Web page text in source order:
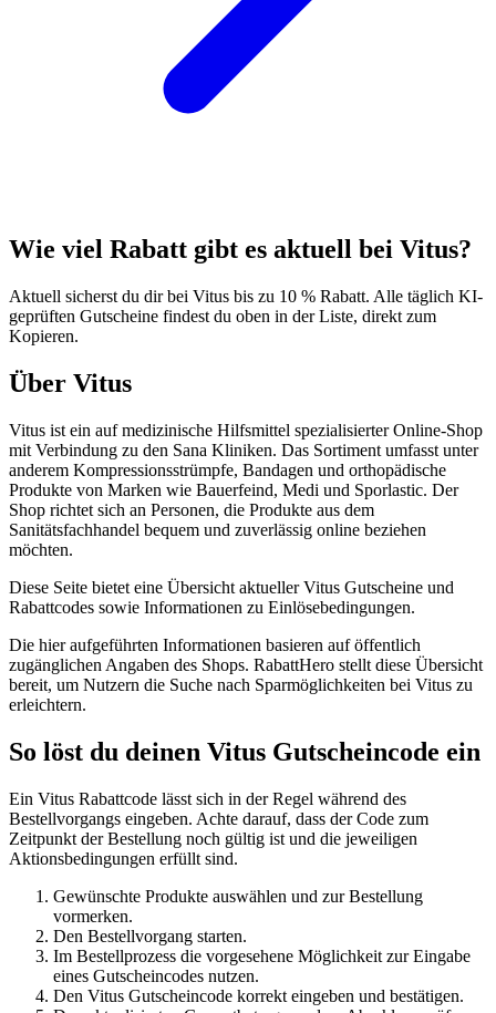
Wie viel Rabatt gibt es aktuell bei Vitus?
Aktuell sicherst du dir bei Vitus bis zu 10 % Rabatt. Alle täglich KI-
geprüften Gutscheine findest du oben in der Liste, direkt zum
Kopieren.
Über Vitus
Vitus ist ein auf medizinische Hilfsmittel spezialisierter Online-Shop
mit Verbindung zu den Sana Kliniken. Das Sortiment umfasst unter
anderem Kompressionsstrümpfe, Bandagen und orthopädische
Produkte von Marken wie Bauerfeind, Medi und Sporlastic. Der
Shop richtet sich an Personen, die Produkte aus dem
Sanitätsfachhandel bequem und zuverlässig online beziehen
möchten.
Diese Seite bietet eine Übersicht aktueller Vitus Gutscheine und
Rabattcodes sowie Informationen zu Einlösebedingungen.
Die hier aufgeführten Informationen basieren auf öffentlich
zugänglichen Angaben des Shops. RabattHero stellt diese Übersicht
bereit, um Nutzern die Suche nach Sparmöglichkeiten bei Vitus zu
erleichtern.
So löst du deinen Vitus Gutscheincode ein
Ein Vitus Rabattcode lässt sich in der Regel während des
Bestellvorgangs eingeben. Achte darauf, dass der Code zum
Zeitpunkt der Bestellung noch gültig ist und die jeweiligen
Aktionsbedingungen erfüllt sind.
Gewünschte Produkte auswählen und zur Bestellung
vormerken.
Den Bestellvorgang starten.
Im Bestellprozess die vorgesehene Möglichkeit zur Eingabe
eines Gutscheincodes nutzen.
Den Vitus Gutscheincode korrekt eingeben und bestätigen.